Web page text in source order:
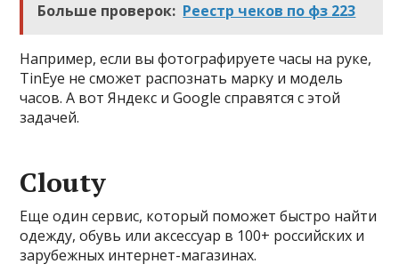
Больше проверок: Реестр чеков по фз 223
Например, если вы фотографируете часы на руке,
TinEye не сможет распознать марку и модель
часов. А вот Яндекс и Google справятся с этой
задачей.
Clouty
Еще один сервис, который поможет быстро найти
одежду, обувь или аксессуар в 100+ российских и
зарубежных интернет-магазинах.